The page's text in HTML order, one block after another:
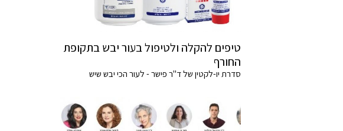
טיפים להקלה ולטיפול בעור יבש בתקופת
החורף
סדרת יו-לקטין של ד"ר פישר - לעור הכי יבש שיש